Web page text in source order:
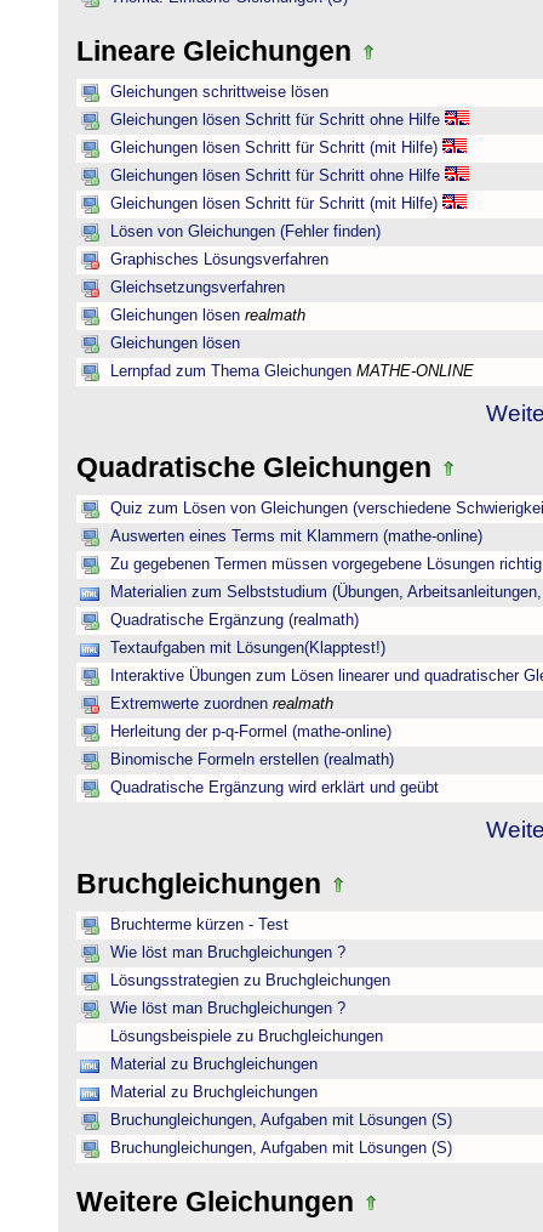
Lineare Gleichungen
Gleichungen schrittweise lösen
Gleichungen lösen Schritt für Schritt ohne Hilfe
Gleichungen lösen Schritt für Schritt (mit Hilfe)
Gleichungen lösen Schritt für Schritt ohne Hilfe
Gleichungen lösen Schritt für Schritt (mit Hilfe)
Lösen von Gleichungen (Fehler finden)
Graphisches Lösungsverfahren
Gleichsetzungsverfahren
Gleichungen lösen realmath
Gleichungen lösen
Lernpfad zum Thema Gleichungen MATHE-ONLINE
Quadratische Gleichungen
Quiz zum Lösen von Gleichungen (verschiedene
Auswerten eines Terms mit Klammern (mathe-online)
Zu gegebenen Termen müssen vorgegebene Lösungen
Materialien zum Selbststudium (Übungen,
Quadratische Ergänzung (realmath)
Textaufgaben mit Lösungen(Klapptest!)
Interaktive Übungen zum Lösen linearer und quadratischer
Extremwerte zuordnen realmath
Herleitung der p-q-Formel (mathe-online)
Binomische Formeln erstellen (realmath)
Quadratische Ergänzung wird erklärt und geübt
Bruchgleichungen
Bruchterme kürzen - Test
Wie löst man Bruchgleichungen ?
Lösungsstrategien zu Bruchgleichungen
Wie löst man Bruchgleichungen ?
Lösungsbeispiele zu Bruchgleichungen
Material zu Bruchgleichungen
Material zu Bruchgleichungen
Bruchungleichungen, Aufgaben mit Lösungen (S)
Bruchungleichungen, Aufgaben mit Lösungen (S)
Weitere Gleichungen